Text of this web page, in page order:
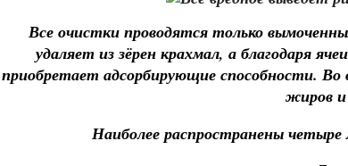
Все очистки проводятся только
удаляет из зёрен крахмал, а благодаря
приобретает адсорбирующие способности.
жиров и
Наиболее распространены